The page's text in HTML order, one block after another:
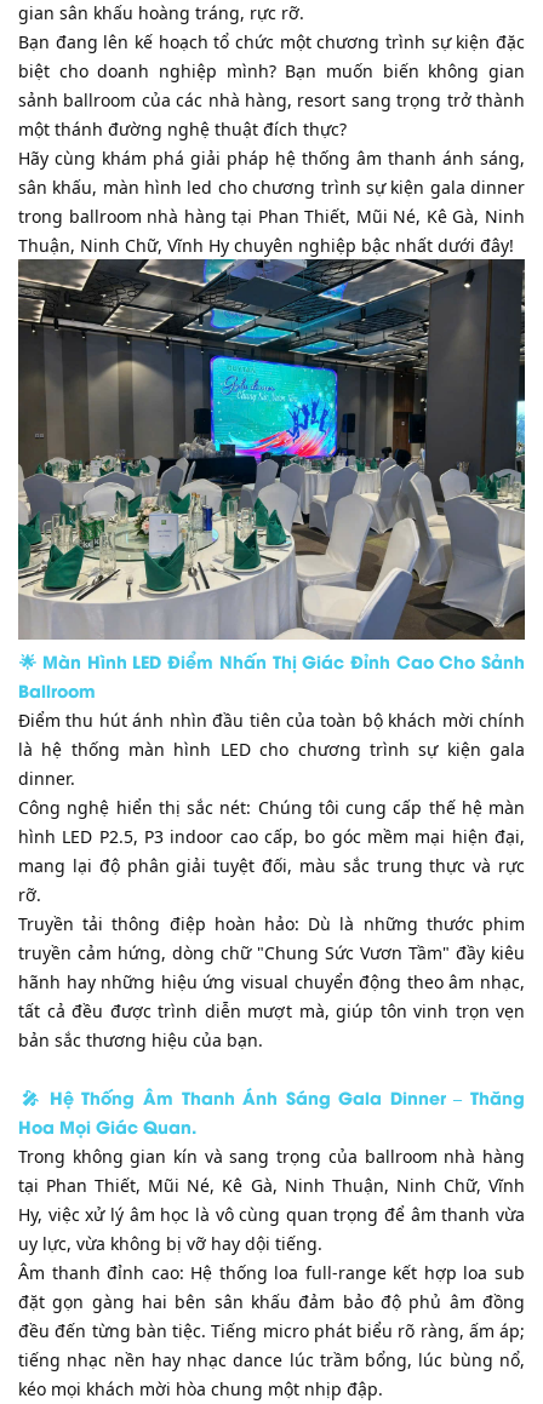
gian sân khấu hoàng tráng, rực rỡ.
​Bạn đang lên kế hoạch tổ chức một chương trình sự kiện đặc
biệt cho doanh nghiệp mình? Bạn muốn biến không gian
sảnh ballroom của các nhà hàng, resort sang trọng trở thành
một thánh đường nghệ thuật đích thực?
​Hãy cùng khám phá giải pháp hệ thống âm thanh ánh sáng,
sân khấu, màn hình led cho chương trình sự kiện gala dinner
trong ballroom nhà hàng tại Phan Thiết, Mũi Né, Kê Gà, Ninh
Thuận, Ninh Chữ, Vĩnh Hy chuyên nghiệp bậc nhất dưới đây!
​🌟 Màn Hình LED Điểm Nhấn Thị Giác Đỉnh Cao Cho Sảnh
Ballroom
Điểm thu hút ánh nhìn đầu tiên của toàn bộ khách mời chính
là hệ thống màn hình LED cho chương trình sự kiện gala
dinner.
​Công nghệ hiển thị sắc nét: Chúng tôi cung cấp thế hệ màn
hình LED P2.5, P3 indoor cao cấp, bo góc mềm mại hiện đại,
mang lại độ phân giải tuyệt đối, màu sắc trung thực và rực
rỡ.
​Truyền tải thông điệp hoàn hảo: Dù là những thước phim
truyền cảm hứng, dòng chữ "Chung Sức Vươn Tầm" đầy kiêu
hãnh hay những hiệu ứng visual chuyển động theo âm nhạc,
tất cả đều được trình diễn mượt mà, giúp tôn vinh trọn vẹn
bản sắc thương hiệu của bạn.
​🎤 Hệ Thống Âm Thanh Ánh Sáng Gala Dinner – Thăng
Hoa Mọi Giác Quan.
​Trong không gian kín và sang trọng của ballroom nhà hàng
tại Phan Thiết, Mũi Né, Kê Gà, Ninh Thuận, Ninh Chữ, Vĩnh
Hy, việc xử lý âm học là vô cùng quan trọng để âm thanh vừa
uy lực, vừa không bị vỡ hay dội tiếng.
​Âm thanh đỉnh cao: Hệ thống loa full-range kết hợp loa sub
đặt gọn gàng hai bên sân khấu đảm bảo độ phủ âm đồng
đều đến từng bàn tiệc. Tiếng micro phát biểu rõ ràng, ấm áp;
tiếng nhạc nền hay nhạc dance lúc trầm bổng, lúc bùng nổ,
kéo mọi khách mời hòa chung một nhịp đập.